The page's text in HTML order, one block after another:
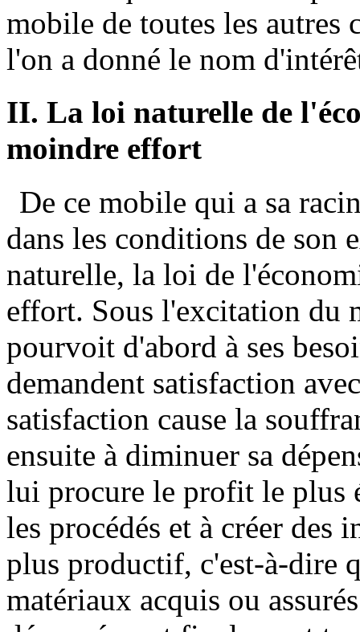
mobile de toutes les autres
l'on a donné le nom
II. La loi naturelle de
moindre effort
De ce mobile qui a sa
dans les conditions de son
naturelle, la loi de
effort. Sous l'excitation du
pourvoit d'abord à ses
demandent satisfaction
satisfaction cause la
ensuite à diminuer sa
lui procure le profit le plus
les procédés et à créer des
plus productif, c'est-à-dire
matériaux acquis ou